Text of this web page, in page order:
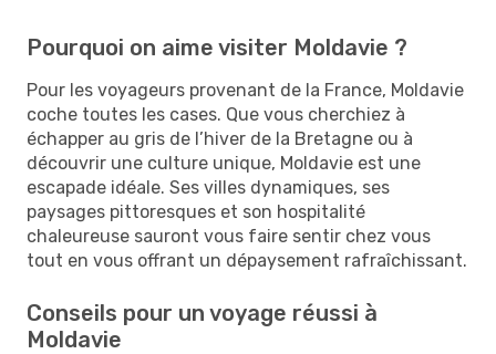
Pourquoi on aime visiter Moldavie ?
Pour les voyageurs provenant de la France, Moldavie
coche toutes les cases. Que vous cherchiez à
échapper au gris de l’hiver de la Bretagne ou à
découvrir une culture unique, Moldavie est une
escapade idéale. Ses villes dynamiques, ses
paysages pittoresques et son hospitalité
chaleureuse sauront vous faire sentir chez vous
tout en vous offrant un dépaysement rafraîchissant.
Conseils pour un voyage réussi à
Moldavie